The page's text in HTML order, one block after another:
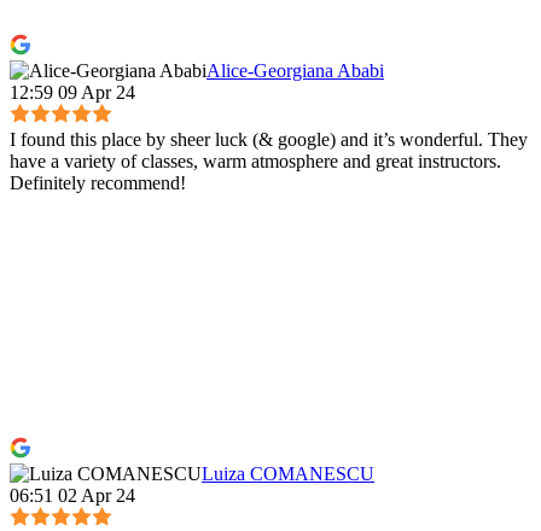
Alice-Georgiana Ababi
12:59 09 Apr 24
I found this place by sheer luck (& google) and it’s wonderful. They
have a variety of classes, warm atmosphere and great instructors.
Definitely recommend!
Luiza COMANESCU
06:51 02 Apr 24